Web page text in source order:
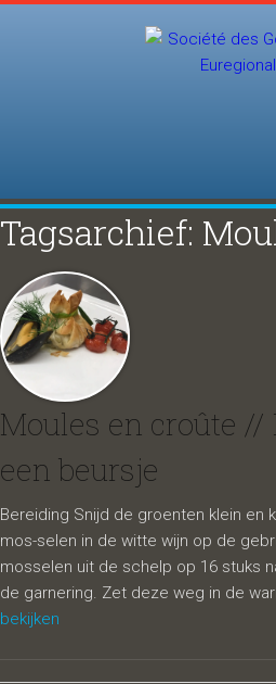
Tagsarchief:
Moules en croûte
een beursje
Bereiding Snijd de groenten klein en
mos-selen in de witte wijn op de
mosselen uit de schelp op 16 stuks
de garnering. Zet deze weg in de
bekijken